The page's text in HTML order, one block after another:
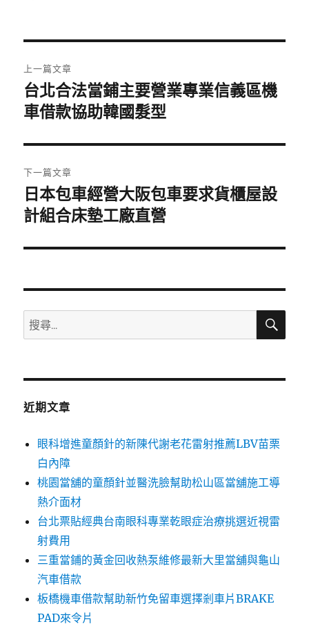
章
導
覽
上一篇文章
上
一
文
章:
台北合法當鋪主要營業專業信義區機
車借款協助韓國髮型
下一篇文章
下
一
文
日本包車經營大阪包車要求貨櫃屋設
計組合床墊工廠直營
搜
尋
鍵
搜
近期文章
眼科增進童顏針的新陳代謝老花雷射推薦LBV苗栗
白內障
桃園當舖的童顏針並醫洗臉幫助松山區當舖施工導
熱介面材
台北票貼經典台南眼科專業乾眼症治療挑選近視雷
射費用
三重當鋪的黃金回收熱泵維修最新大里當舖與龜山
汽車借款
板橋機車借款幫助新竹免留車選擇剎車片BRAKE
PAD來令片